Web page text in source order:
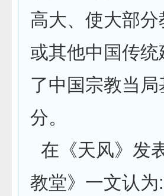
高大、使大部
或其他中国传
了中国宗教当
分。
在《天风》发
教堂》一文认为